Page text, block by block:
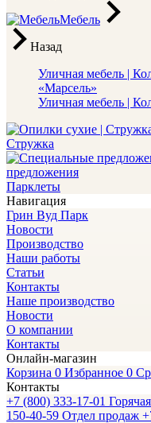
Мебель
Назад
Уличная мебель |
«Марсель»
Уличная мебель |
Стружка
предложения
Парклеты
Навигация
Грин Вуд Парк
Новости
Производство
Наши работы
Статьи
Контакты
Наше производство
Новости
О компании
Контакты
Онлайн-магазин
Корзина 0 Избранное 0
Контакты
+7 (800) 333-17-01
150-40-59 Отдел продаж